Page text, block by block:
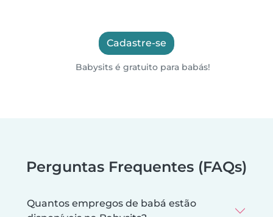
Cadastre-se
Babysits é gratuito para babás!
Perguntas Frequentes (FAQs)
Quantos empregos de babá estão